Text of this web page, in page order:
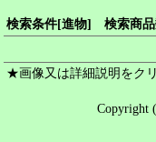
検索条件[進物] 検索商品
★画像又は詳細説明をク
Copyright